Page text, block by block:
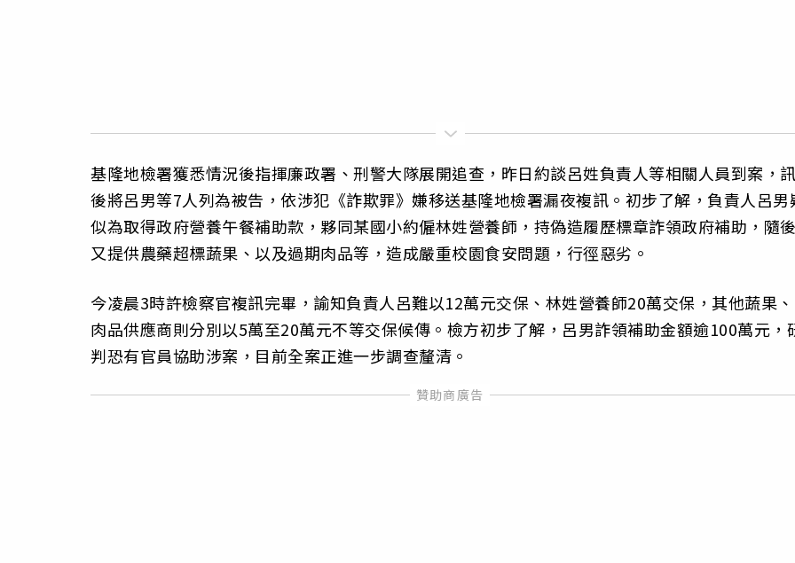
基隆地檢署獲悉情況後指揮廉政署、刑警大隊展開追查，昨日約談呂姓負責人等相關人員到案，
後將呂男等7人列為被告，依涉犯《詐欺罪》嫌移送基隆地檢署漏夜複訊。初步了解，負責人呂男
似為取得政府營養午餐補助款，夥同某國小約僱林姓營養師，持偽造履歷標章詐領政府補助，隨
又提供農藥超標蔬果、以及過期肉品等，造成嚴重校園食安問題，行徑惡劣。
今凌晨3時許檢察官複訊完畢，諭知負責人呂難以12萬元交保、林姓營養師20萬交保，其他蔬果、
肉品供應商則分別以5萬至20萬元不等交保候傳。檢方初步了解，呂男詐領補助金額逾100萬元，
判恐有官員協助涉案，目前全案正進一步調查釐清。